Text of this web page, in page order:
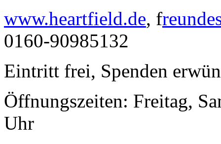
www.heartfield.de, f
0160-90985132
Eintritt frei, Spenden
Öffnungszeiten: Freitag,
Uhr